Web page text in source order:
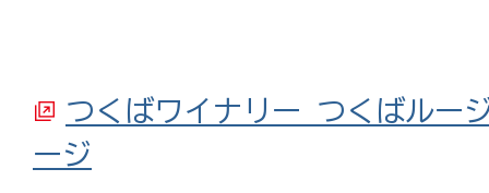
つくばワイナリー つくばルー
ージ